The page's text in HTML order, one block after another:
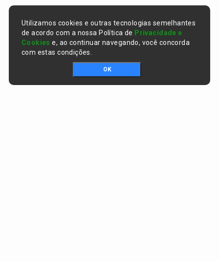
Utilizamos cookies e outras tecnologias semelhantes
de acordo com a nossa Política de Privacidade e
Cookies e, ao continuar navegando, você concorda
com estas condições.
OK